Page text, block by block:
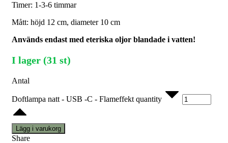
Timer: 1-3-6 timmar
Mått: höjd 12 cm, diameter 10 cm
Används endast med eteriska oljor blandade i vatten!
I lager (31 st)
Antal
Doftlampa natt - USB -C - Flameffekt quantity
Lägg i varukorg
Share